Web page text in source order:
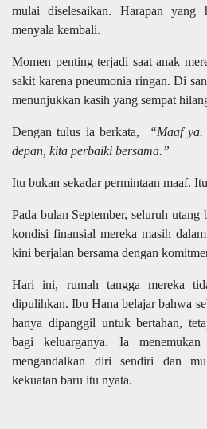
mulai diselesaikan. Harapan
menyala kembali.
Momen penting terjadi saat anak
sakit karena pneumonia ringan. Di
menunjukkan kasih yang sempat
Dengan tulus ia berkata,
“Maaf
depan, kita perbaiki bersama.”
Itu bukan sekadar permintaan maaf.
Pada bulan September, seluruh utang
kondisi finansial mereka masih
kini berjalan bersama dengan
Hari ini, rumah tangga mereka
dipulihkan. Ibu Hana belajar bahwa
hanya dipanggil untuk bertahan,
bagi keluarganya. Ia
mengandalkan diri sendiri dan
kekuatan baru itu nyata.